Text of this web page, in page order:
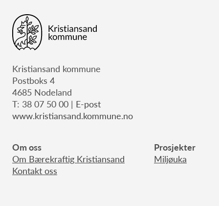
Kristiansand kommune
Postboks 4
4685 Nodeland
T: 38 07 50 00 | E-post
www.kristiansand.kommune.no
Om oss
Om Bærekraftig Kristiansand
Kontakt oss
Prosjekter
Miljøuka